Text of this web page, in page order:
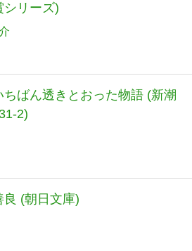
シリーズ)
ちばん透きとおった物語 (新潮
2)
良 (朝日文庫)